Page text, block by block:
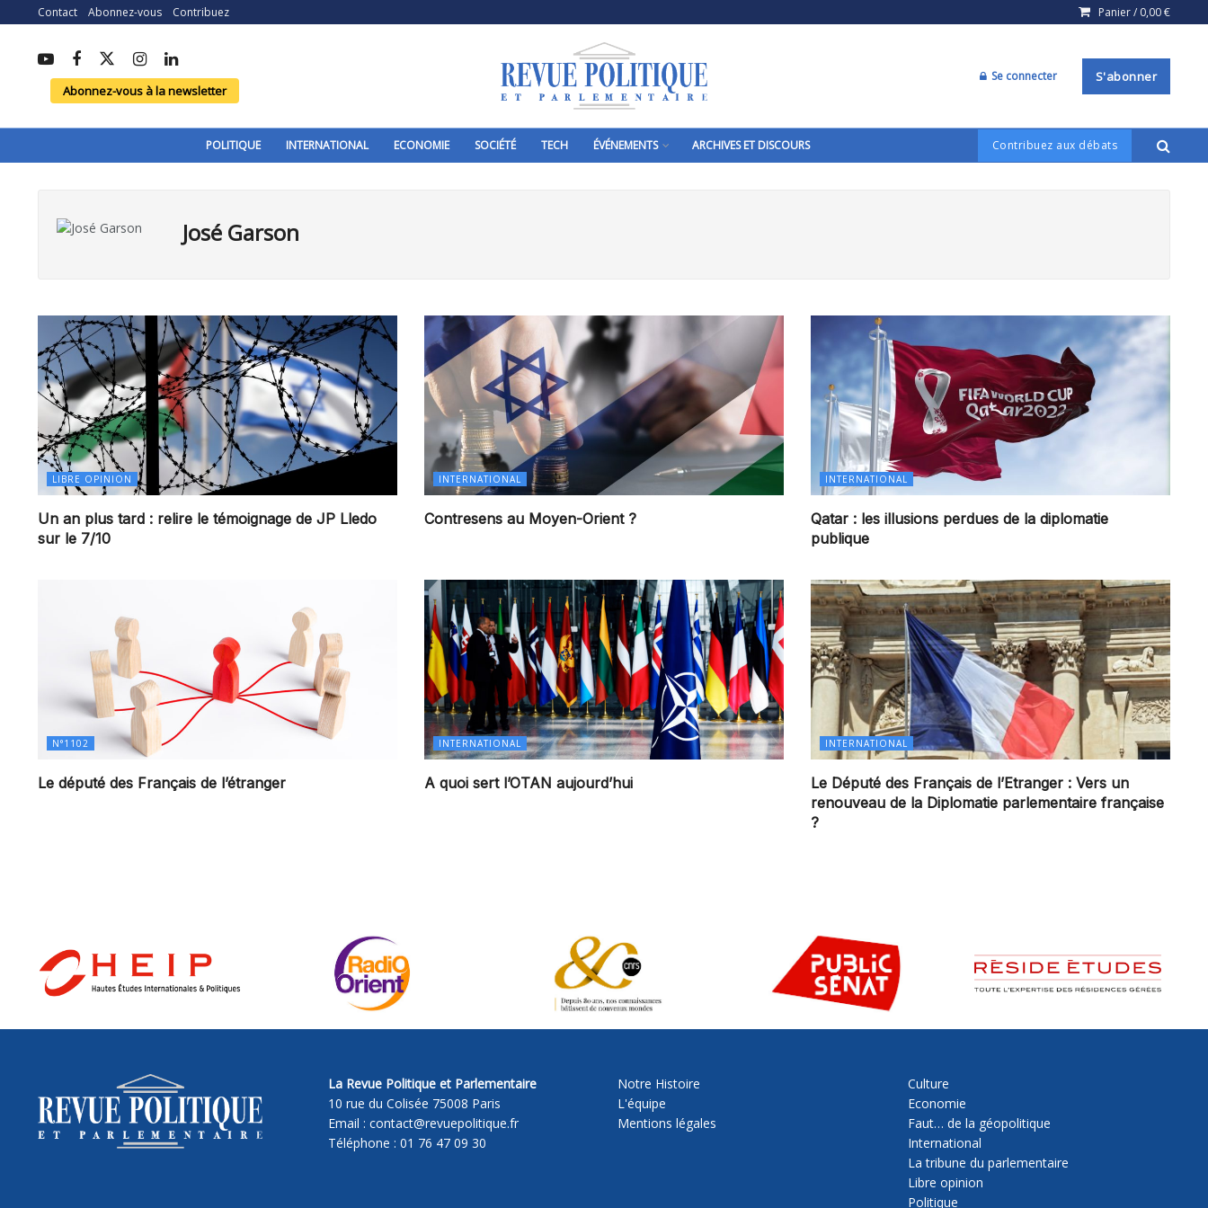
Contact Abonnez-vous Contribuez Panier / 0,00€
Abonnez-vous à la newsletter
Se connecter S'abonner
POLITIQUE INTERNATIONAL ECONOMIE SOCIÉTÉ TECH ÉVÉNEMENTS ARCHIVES ET DISCOURS Contribuez aux débats
José Garson
LIBRE OPINION
Un an plus tard : relire le témoignage de JP Lledo
sur le 7/10
INTERNATIONAL
Contresens au Moyen-Orient ?
INTERNATIONAL
Qatar : les illusions perdues de la diplomatie
publique
N°1102
Le député des Français de l’étranger
INTERNATIONAL
A quoi sert l’OTAN aujourd’hui
INTERNATIONAL
Le Député des Français de l’Etranger : Vers un
renouveau de la Diplomatie parlementaire française
?
La Revue Politique et Parlementaire
10 rue du Colisée 75008 Paris
Email : contact@revuepolitique.fr
Téléphone : 01 76 47 09 30
Notre Histoire
L'équipe
Mentions légales
Culture
Economie
Faut… de la géopolitique
International
La tribune du parlementaire
Libre opinion
Politique